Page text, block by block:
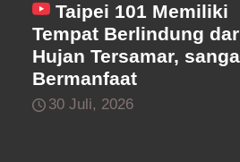
Taipei 101 Memiliki
Tempat Berlindung
Hujan Tersamar,
Bermanfaat
30 Juli, 2026